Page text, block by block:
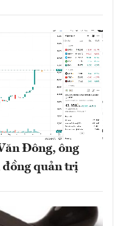
Đông, ông
quản trị